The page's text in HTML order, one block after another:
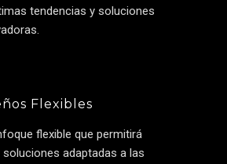
tendencias y soluciones
Flexibles
flexible que permitirá
soluciones adaptadas a las